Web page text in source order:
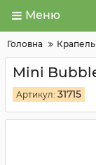
Меню
Головна
Mini
Артикул: 31715